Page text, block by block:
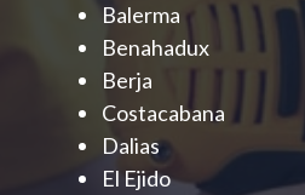
Balerma
Benahadux
Berja
Costacabana
Dalias
El Ejido